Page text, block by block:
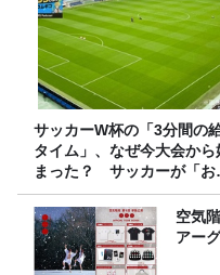
サッカーW杯の「3分間の
タイム」、なぜ今大会から
まった？ サッカーが「お
金」に変わる仕組み
空気
アー